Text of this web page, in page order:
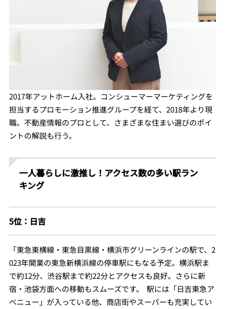
2017年アットホーム入社。コンシューマーマーケティングを
担当するプロモーション推進グループを経て、2018年より現
職。不動産情報のプロとして、さまざまな住まい選びのポイ
ントの解説も行う。
一人暮らしに激推し！アクセス数の多い駅ラン
キング
5位：日吉
「東急東横線・東急目黒線・横浜市グリーンラインの駅で、2
023年開業の東急新横浜線の停車駅にもなる予定。横浜駅ま
で約12分、渋谷駅まで約22分とアクセスも良好。さらに新
宿・池袋方面への移動もスムーズです。 駅には「日吉東急ア
ベニュー」が入っている他、商店街やスーパーも充実してい